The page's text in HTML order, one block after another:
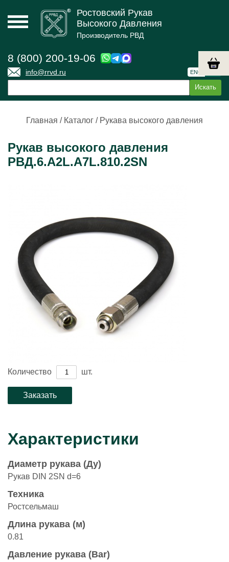
Ростовский Рукав
Высокого Давления
Производитель РВД
8 (800) 200-19-06
info@rrvd.ru ENG
Главная / Каталог / Рукава высокого давления
Рукав высокого давления
РВД.6.А2L.А7L.810.2SN
Количество шт.
Характеристики
Диаметр рукава (Ду)
Рукав DIN 2SN d=6
Техника
Ростсельмаш
Длина рукава (м)
0.81
Давление рукава (Bar)